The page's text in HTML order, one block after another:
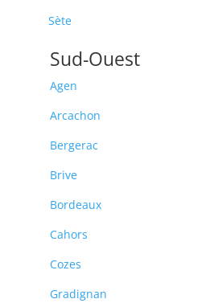
Sète
Sud-Ouest
Agen
Arcachon
Bergerac
Brive
Bordeaux
Cahors
Cozes
Gradignan